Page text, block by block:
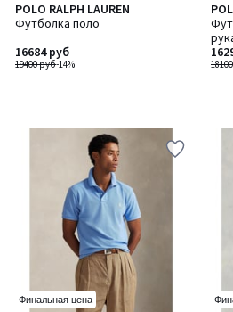
POLO RALPH LAUREN
Футболка поло
19400 руб-14%
16684 руб
Финальная цена